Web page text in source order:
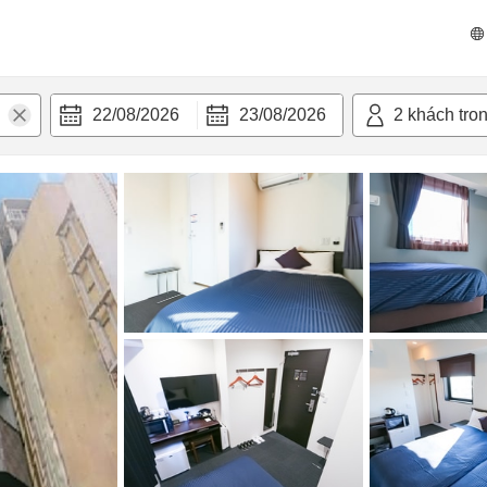
22/08/2026 23/08/2026 2 khách
bật Tiện nghi